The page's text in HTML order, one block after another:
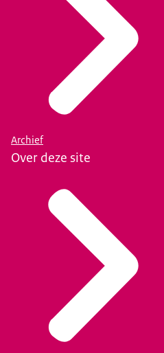
Archief
Over deze site